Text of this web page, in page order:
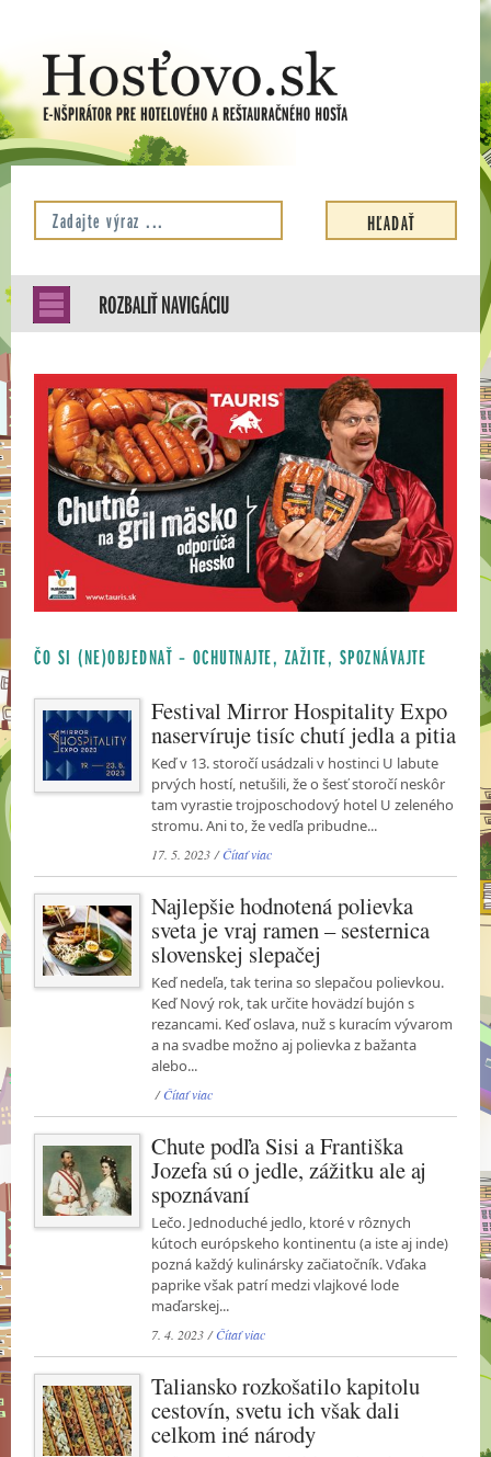
ROZBALIŤ NAVIGÁCIU
ČO SI (NE)OBJEDNAŤ – OCHUTNAJTE, ZAŽITE, SPOZNÁVAJTE
Festival Mirror Hospitality Expo
naservíruje tisíc chutí jedla a pitia
Keď v 13. storočí usádzali v hostinci U labute
prvých hostí, netušili, že o šesť storočí neskôr
tam vyrastie trojposchodový hotel U zeleného
stromu. Ani to, že vedľa pribudne...
17. 5. 2023 /Čítať viac
Najlepšie hodnotená polievka
sveta je vraj ramen – sesternica
slovenskej slepačej
Keď nedeľa, tak terina so slepačou polievkou.
Keď Nový rok, tak určite hovädzí bujón s
rezancami. Keď oslava, nuž s kuracím vývarom
a na svadbe možno aj polievka z bažanta
alebo...
/Čítať viac
Chute podľa Sisi a Františka
Jozefa sú o jedle, zážitku ale aj
spoznávaní
Lečo. Jednoduché jedlo, ktoré v rôznych
kútoch európskeho kontinentu (a iste aj inde)
pozná každý kulinársky začiatočník. Vďaka
paprike však patrí medzi vlajkové lode
maďarskej...
7. 4. 2023 /Čítať viac
Taliansko rozkošatilo kapitolu
cestovín, svetu ich však dali
celkom iné národy